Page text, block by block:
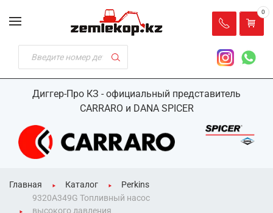
Диггер-Про КЗ - официальный представитель
CARRARO и DANA SPICER
0
Главная Каталог
Perkins
9320A349G Топливный насос
высокого давления